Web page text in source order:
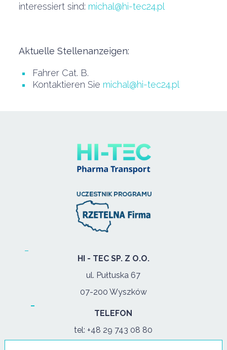
interessiert sind: michal@hi-tec24.pl
Aktuelle Stellenanzeigen:
Fahrer Cat. B.
Kontaktieren Sie michal@hi-tec24.pl
HI - TEC SP. Z O.O.
ul. Pułtuska 67
07-200 Wyszków
TELEFON
tel: +48 29 743 08 80